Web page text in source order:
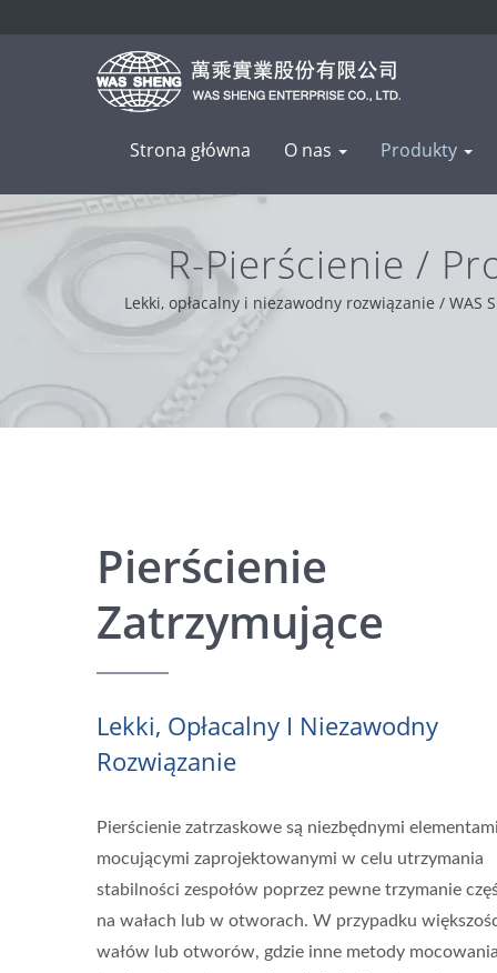
Strona główna O nas Produkty
R-Pierścienie /
Lekki, opłacalny i niezawodny rozwiązanie / WAS
profesjonalizm, wygoda i rozwiązywanie
Pierścienie
Zatrzymujące
Lekki, Opłacalny I Niezawodny
Rozwiązanie
Pierścienie zatrzaskowe są niezbędnymi elementami
mocującymi zaprojektowanymi w celu utrzymania
stabilności zespołów poprzez pewne trzymanie
na wałach lub w otworach. W przypadku
wałów lub otworów, gdzie inne metody